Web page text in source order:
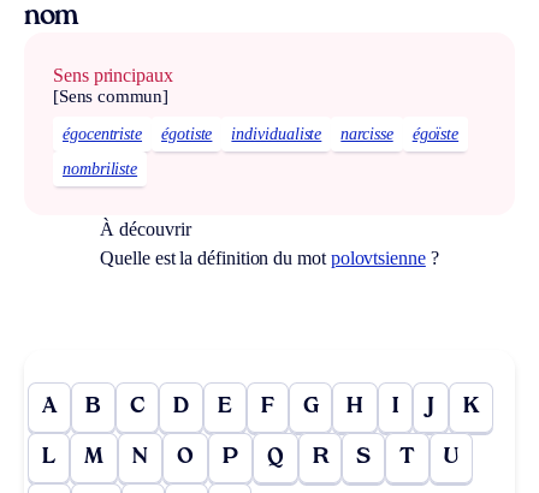
nom
Sens principaux
[Sens commun]
égocentriste égotiste individualiste narcisse
égoïste
nombriliste
À découvrir
Quelle est la définition du mot polovtsienne?
A B C D E F G H I J K
L M N O P Q R S T U